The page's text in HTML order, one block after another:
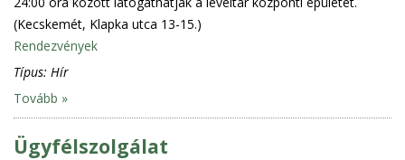
(Kecskemét, Klapka utca 13-15.)
Rendezvények
Típus: Hír
Tovább »
Ügyfélszolgálat